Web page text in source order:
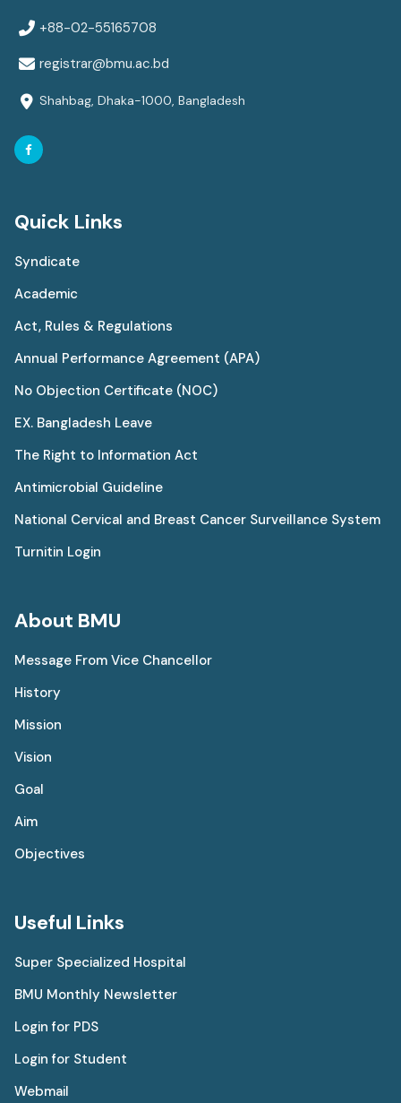
+88-02-55165708
registrar@bmu.ac.bd
Shahbag, Dhaka-1000, Bangladesh
Quick Links
Syndicate
Academic
Act, Rules & Regulations
Annual Performance Agreement (APA)
No Objection Certificate (NOC)
EX. Bangladesh Leave
The Right to Information Act
Antimicrobial Guideline
National Cervical and Breast Cancer Surveillance System
Turnitin Login
About BMU
Message From Vice Chancellor
History
Mission
Vision
Goal
Aim
Objectives
Useful Links
Super Specialized Hospital
BMU Monthly Newsletter
Login for PDS
Login for Student
Webmail